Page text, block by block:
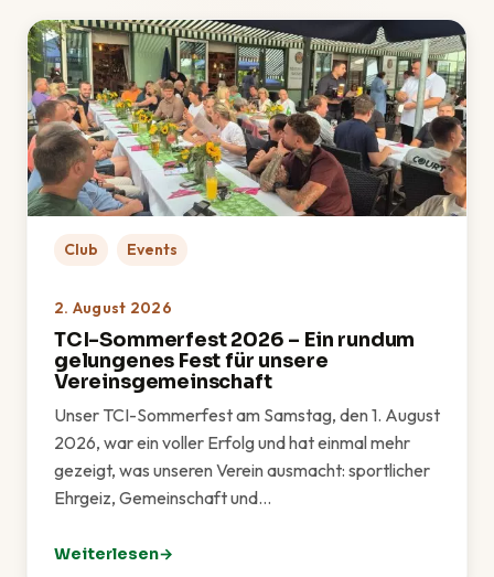
Club Events
2. August 2026
TCI-Sommerfest 2026 – Ein rundum
gelungenes Fest für unsere
Vereinsgemeinschaft
Unser TCI-Sommerfest am Samstag, den 1. August
2026, war ein voller Erfolg und hat einmal mehr
gezeigt, was unseren Verein ausmacht: sportlicher
Ehrgeiz, Gemeinschaft und…
Weiterlesen
: TCI-Sommerfest 2026 – Ein rundum gelungenes